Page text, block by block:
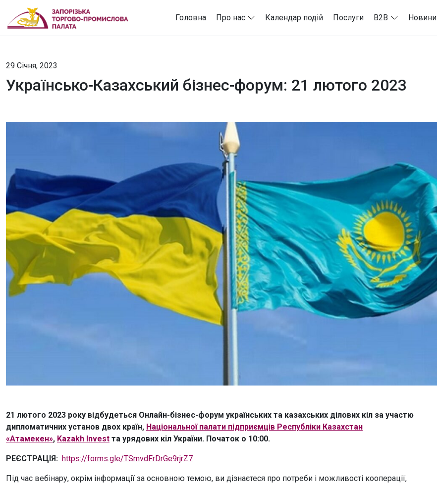
Головна Про нас Календар подій Послуги B2B Новини
29 Січня, 2023
Українсько-Казахський бізнес-форум: 21 лютого 2023
21 лютого 2023 року відбудеться Онлайн-бізнес-форум українських та казахських ділових кіл за участю
дипломатичних установ двох країн, Національної палати підприємців Республіки Казахстан
«Атамекен», Kazakh Invest та урядових кіл України. Початок о 10:00.
РЕЄСТРАЦІЯ: https://forms.gle/TSmvdFrDrGe9rjrZ7
Під час вебінару, окрім інформації за основною темою, ви дізнаєтеся про потреби і можливості кооперації,